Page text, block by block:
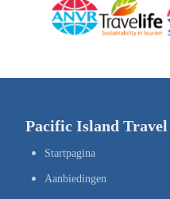
Pacific Island Travel
Startpagina
Aanbiedingen